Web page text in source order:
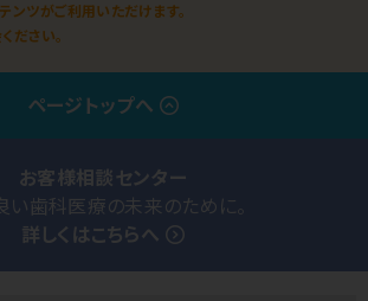
ンツがご利用いただけます。
ださい。
ページトップへ
お客様相談センター
い歯科医療の未来のために。
詳しくはこちらへ